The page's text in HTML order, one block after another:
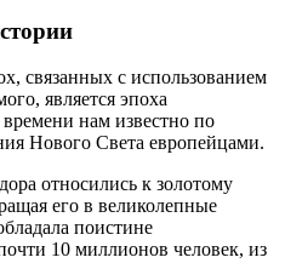
связанных с использованием
является эпоха
нам известно по
Нового Света европейцами.
относились к золотому
его в великолепные
поистине
10 миллионов человек, из